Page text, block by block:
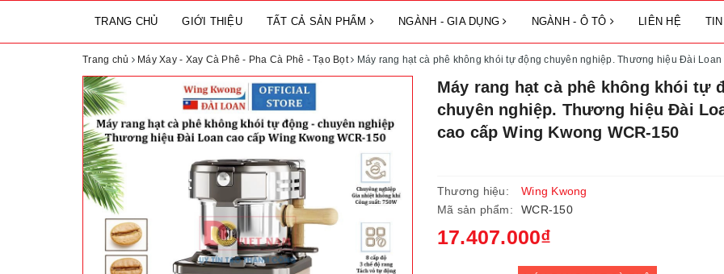
TRANG CHỦ GIỚI THIỆU TẤT CẢ SẢN PHẨM NGÀNH - GIA DỤNG NGÀNH - Ô TÔ LIÊN HỆ
Trang chủ Máy Xay - Xay Cà Phê - Pha Cà Phê - Tạo Bọt Máy rang hạt cà phê không khói tự động chuyên nghiệp. Thương hiệu Đài
Máy rang hạt cà phê không khói tự
chuyên nghiệp. Thương hiệu Đài
cao cấp Wing Kwong WCR-150
Thương hiệu:
Wing Kwong
Mã sản phẩm:
WCR-150
17.407.000₫